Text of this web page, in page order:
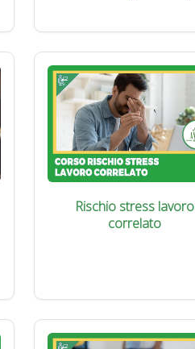
Rischio stress lavoro
correlato